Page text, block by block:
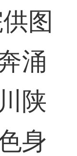
图
涌
陕
身